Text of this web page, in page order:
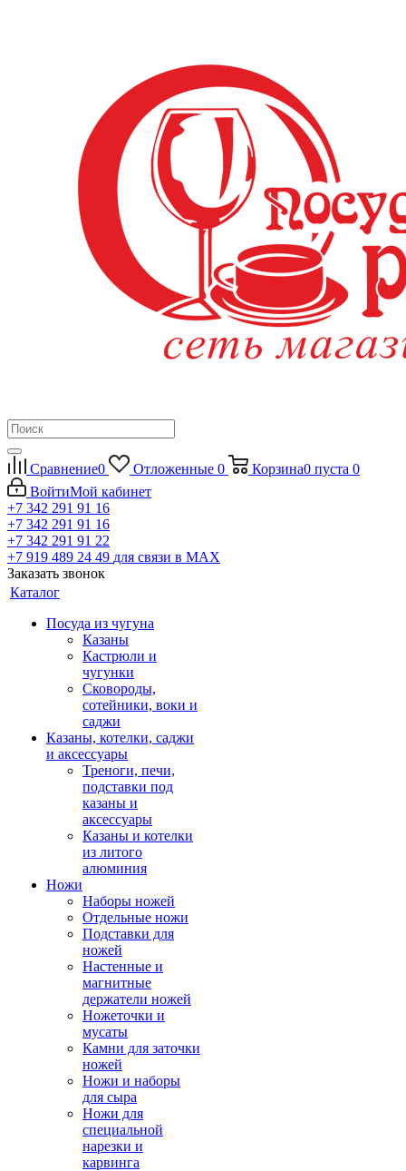
Сравнение0 Отложенные 0 Корзина0 пуста 0
ВойтиМой кабинет
+7 342 291 91 16
+7 342 291 91 16
+7 342 291 91 22
+7 919 489 24 49 для связи в МАХ
Заказать звонок
Каталог
Посуда из чугуна
Казаны
Кастрюли и
чугунки
Сковороды,
сотейники, воки и
саджи
Казаны, котелки, саджи
и аксессуары
Треноги, печи,
подставки под
казаны и
аксессуары
Казаны и котелки
из литого
алюминия
Ножи
Наборы ножей
Отдельные ножи
Подставки для
ножей
Настенные и
магнитные
держатели ножей
Ножеточки и
мусаты
Камни для заточки
ножей
Ножи и наборы
для сыра
Ножи для
специальной
нарезки и
карвинга